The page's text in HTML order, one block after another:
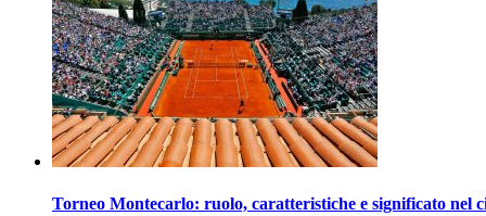
Torneo Montecarlo: ruolo, caratteristiche e significato nel